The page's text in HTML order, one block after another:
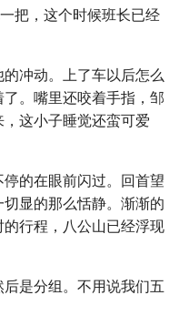
把，这个时候班长已经
冲动。上了车以后怎么
。嘴里还咬着手指，邹
这小子睡觉还蛮可爱
的在眼前闪过。回首望
显的那么恬静。渐渐的
行程，八公山已经浮现
是分组。不用说我们五